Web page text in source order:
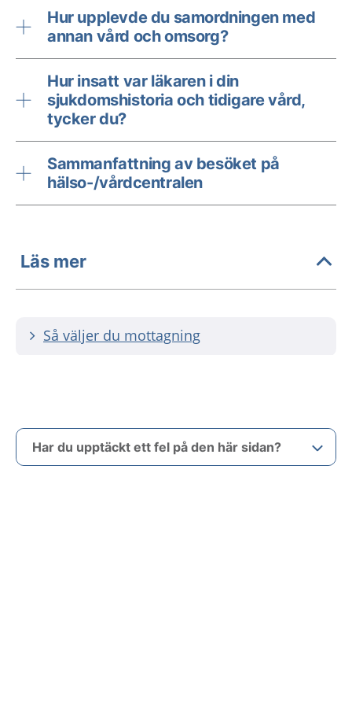
Hur upplevde du samordningen med
annan vård och omsorg?
Hur insatt var läkaren i din
sjukdomshistoria och tidigare vård,
tycker du?
Sammanfattning av besöket på
hälso-/vårdcentralen
Läs mer
Så väljer du mottagning
Har du upptäckt ett fel på den här sidan?